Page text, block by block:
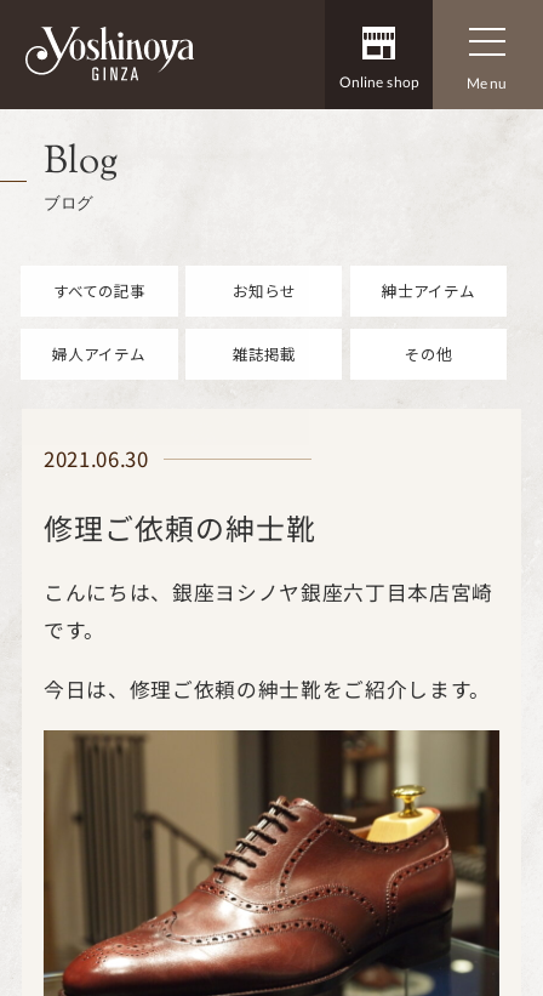
Online shop Menu
Blog
ブログ
すべての記事 お知らせ 紳士アイテム
婦人アイテム 雑誌掲載 その他
2021.06.30
修理ご依頼の紳士靴
こんにちは、銀座ヨシノヤ銀座六丁目本店宮崎
です。
今日は、修理ご依頼の紳士靴をご紹介します。